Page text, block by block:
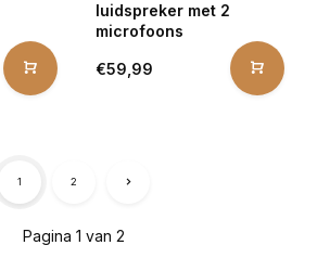
luidspreker met 2
microfoons
€59,99
Pagina 1 van 2
1 2